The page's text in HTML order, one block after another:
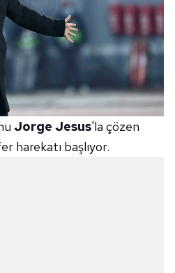
Jorge Jesus'la çözen
harekatı başlıyor.